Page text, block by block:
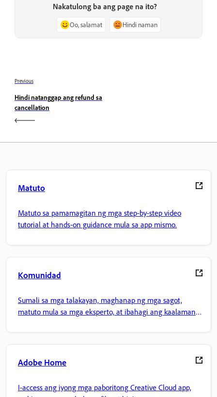
Nakatulong ba ang page na ito?
Oo, salamat Hindi naman
Previous
Hindi natanggap ang refund sa
cancellation
Matuto
Matuto sa pamamagitan ng mga step-by-step video
tutorial at hands-on guidance mula sa app mismo.
Komunidad
Sumali sa mga talakayan, maghanap ng mga sagot,
matuto mula sa mga eksperto, at ibahagi ang kaalaman
Adobe Home
I-access ang iyong mga paboritong Creative Cloud app,